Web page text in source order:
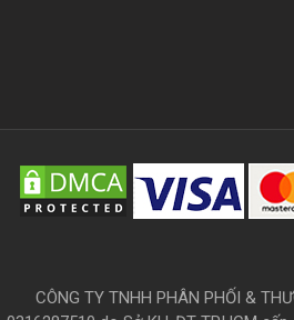
CÔNG TY TNHH PHÂN PHỐI &